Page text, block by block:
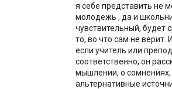
я себе представить не
молодежь , да и
чувствительный, будет
то, во что сам не верит.
если учитель или
соответственно, он
мышлении, о сомнениях,
альтернативные